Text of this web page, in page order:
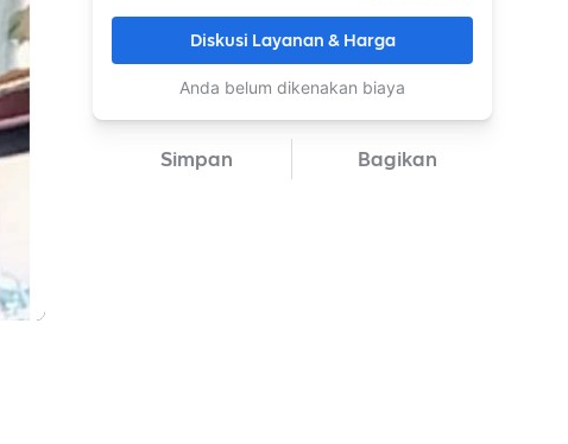
Diskusi Layanan & Harga
Anda belum dikenakan biaya
Simpan Bagikan